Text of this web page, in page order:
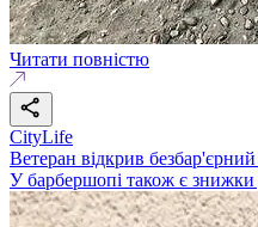
Читати повністю
CityLife
Ветеран відкрив
У барбершопі також є знижки